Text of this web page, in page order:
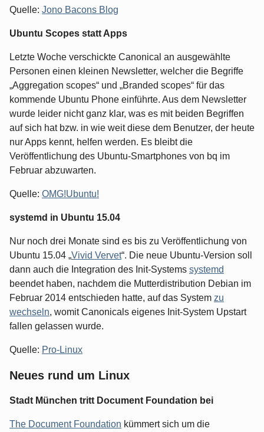
Quelle: Jono Bacons Blog
Ubuntu Scopes statt Apps
Letzte Woche verschickte Canonical an ausgewählte
Personen einen kleinen Newsletter, welcher die Begriffe
„Aggregation scopes“ und „Branded scopes“ für das
kommende Ubuntu Phone einführte. Aus dem Newsletter
wurde leider nicht ganz klar, was es mit beiden Begriffen
auf sich hat bzw. in wie weit diese dem Benutzer, der heute
nur Apps kennt, helfen werden. Es bleibt die
Veröffentlichung des Ubuntu-Smartphones von bq im
Februar abzuwarten.
Quelle: OMG!Ubuntu!
systemd in Ubuntu 15.04
Nur noch drei Monate sind es bis zu Veröffentlichung von
Ubuntu 15.04 „Vivid Vervet“. Die neue Ubuntu-Version soll
dann auch die Integration des Init-Systems systemd
beendet haben, nachdem die Mutterdistribution Debian im
Februar 2014 entschieden hatte, auf das System zu
wechseln, womit Canonicals eigenes Init-System Upstart
fallen gelassen wurde.
Quelle: Pro-Linux
Neues rund um Linux
Stadt München tritt Document Foundation bei
The Document Foundation kümmert sich um die